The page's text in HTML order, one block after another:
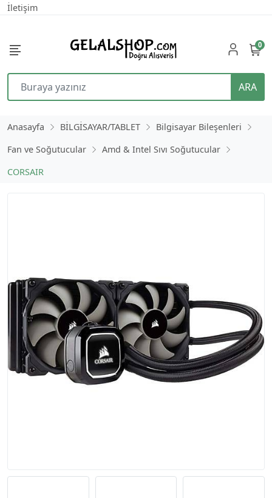
İletişim
ARA
0
Anasayfa BİLGİSAYAR/TABLET
Bilgisayar Bileşenleri
Fan ve Soğutucular
Amd & Intel Sıvı Soğutucular
CORSAIR